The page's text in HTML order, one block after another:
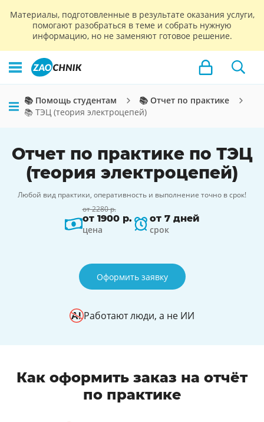
Материалы, подготовленные в результате оказания услуги,
помогают разобраться в теме и собрать нужную
информацию, но не заменяют готовое решение.
📚 Помощь студентам
📚 Отчет по практике
📚 ТЭЦ (теория электроцепей)
Отчет по практике по ТЭЦ
(теория электроцепей)
Любой вид практики, оперативность и выполнение точно в срок!
от 2280 р.
от 1900 р.
цена
от 7 дней
срок
Оформить заявку
Работают люди, а не ИИ
Как оформить заказ на отчёт
по практике